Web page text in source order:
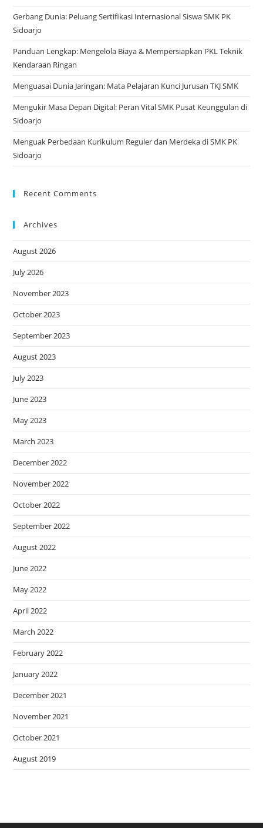
Gerbang Dunia: Peluang Sertifikasi Internasional Siswa SMK PK
Sidoarjo
Panduan Lengkap: Mengelola Biaya & Mempersiapkan PKL Teknik
Kendaraan Ringan
Menguasai Dunia Jaringan: Mata Pelajaran Kunci Jurusan TKJ SMK
Mengukir Masa Depan Digital: Peran Vital SMK Pusat Keunggulan di
Sidoarjo
Menguak Perbedaan Kurikulum Reguler dan Merdeka di SMK PK
Sidoarjo
Recent Comments
Archives
August 2026
July 2026
November 2023
October 2023
September 2023
August 2023
July 2023
June 2023
May 2023
March 2023
December 2022
November 2022
October 2022
September 2022
August 2022
June 2022
May 2022
April 2022
March 2022
February 2022
January 2022
December 2021
November 2021
October 2021
August 2019